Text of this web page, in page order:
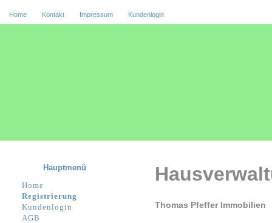
Home Kontakt Impressum Kundenlogin
Thomas Pfeffer Immobilien
Hauptmenü
Home
Registrierung
Kundenlogin
AGB